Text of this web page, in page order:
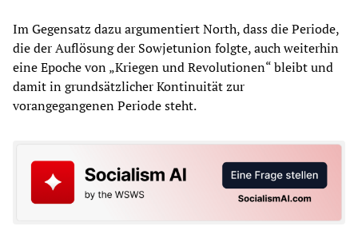
Im Gegensatz dazu argumentiert North, dass die Periode,
die der Auflösung der Sowjetunion folgte, auch weiterhin
eine Epoche von „Kriegen und Revolutionen“ bleibt und
damit in grundsätzlicher Kontinuität zur
vorangegangenen Periode steht.